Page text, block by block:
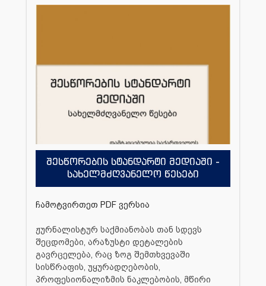
შესწორების სტანდარტი მედიაში -
სახელმძღვანელო წესები
ჩამოტვირთეთ PDF ვერსია
ჟურნალისტურ საქმიანობას თან სდევს
შეცდომები, არაზუსტი დეტალების
გავრცელება, რაც ზოგ შემთხვევაში
სისწრაფის, უყურადღებობის,
პროფესიონალიზმის ნაკლებობის, მწირი